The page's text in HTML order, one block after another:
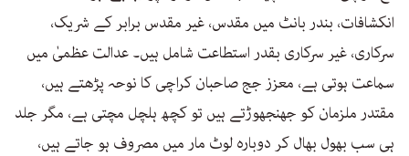
انکشافات، بندر بانٹ میں مقدس، غیر مقدس برابر کے شریک،
سرکاری، غیر سرکاری بقدر استطاعت شامل ہیں۔ عدالت عظمیٰ میں
سماعت ہوتی ہے، معزز جج صاحبان کراچی کا نوحہ پڑھتے ہیں،
مقتدر ملزمان کو جھنجھوڑتے ہیں تو کچھ ہلچل مچتی ہے، مگر جلد
ہی سب بھول بھال کر دوبارہ لوٹ مار میں مصروف ہو جاتے ہیں،